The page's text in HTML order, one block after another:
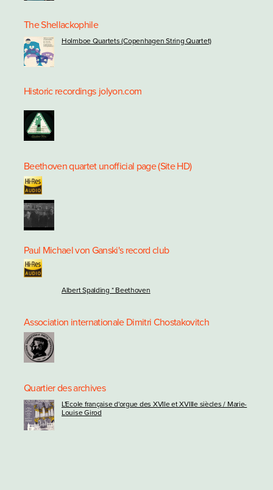
The Shellackophile
Holmboe Quartets (Copenhagen String Quartet)
Historic recordings jolyon.com
Beethoven quartet unofficial page (Site HD)
Paul Michael von Ganski's record club
Albert Spalding * Beethoven
Association internationale Dimitri Chostakovitch
Quartier des archives
L'Ecole française d'orgue des XVIIe et XVIIIe siècles / Marie-
Louise Girod